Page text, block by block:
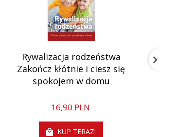
Rywalizacja rodzeństwa
Zakończ kłótnie i ciesz się
spokojem w domu
16,90 PLN
KUP TERAZ!